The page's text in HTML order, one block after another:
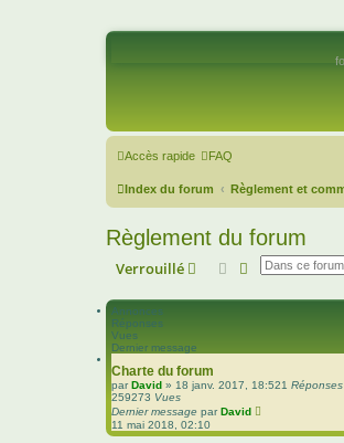
Accès rapide FAQ
Index du forum Règlement et
Règlement du forum
Verrouillé Rechercher
Recherche
Annonces
Réponses
Vues
Dernier message
Charte du forum
parDavid » 18 janv. 2017, 18:521 Réponses
259273 Vues
Dernier message parDavid
11 mai 2018, 02:10